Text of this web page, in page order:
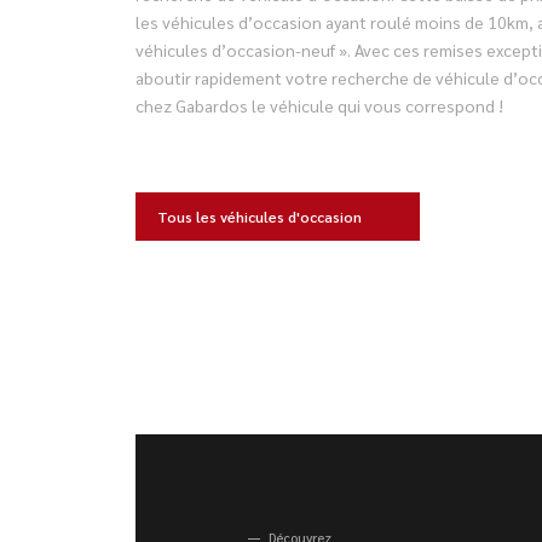
les véhicules d’occasion ayant roulé moins de 10km,
véhicules d’occasion-neuf ». Avec ces remises
aboutir rapidement votre recherche de véhicule
chez Gabardos le véhicule qui vous correspond !
Tous les véhicules d'occasion
Découvrez